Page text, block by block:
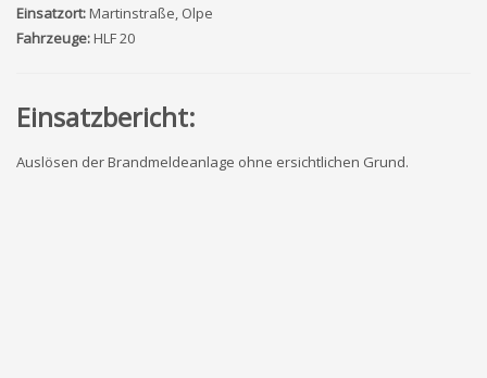
Einsatzort:Martinstraße, Olpe
Fahrzeuge:HLF 20
Einsatzbericht:
Auslösen der Brandmeldeanlage ohne ersichtlichen Grund.